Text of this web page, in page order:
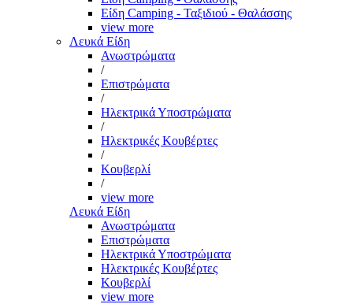
Είδη Camping - Ταξιδιού - Θαλάσσης
view more
Λευκά Είδη
Ανωστρώματα
/
Επιστρώματα
/
Ηλεκτρικά Υποστρώματα
/
Ηλεκτρικές Κουβέρτες
/
Κουβερλί
/
view more
Λευκά Είδη
Ανωστρώματα
Επιστρώματα
Ηλεκτρικά Υποστρώματα
Ηλεκτρικές Κουβέρτες
Κουβερλί
view more